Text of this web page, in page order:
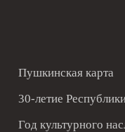
Пушкинская карта
30-летие
Год культурного